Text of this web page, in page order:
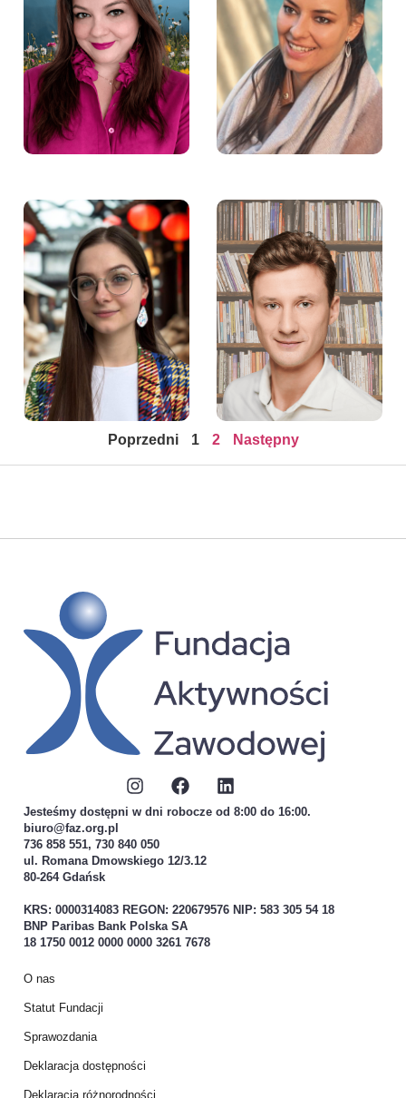
Anna Żłobecka –
Pośredniczka pracy w
Fundacji Aktywności
Zawodowej
Marcelina Hernik –
Specjalistka ds.
dostępności w
Fundacji Aktywności
Zawodowej
Natalia Gozłowska –
Asystentka Zarządu
Fundacji Aktywności
Zawodowej
Michał Hajdyła –
Psycholog w Fundacji
Aktywności
Poprzedni 1 2 Następny
Jesteśmy dostępni w dni robocze od 8:00 do 16:00.
biuro@faz.org.pl
736 858 551, 730 840 050
ul. Romana Dmowskiego 12/3.12
80-264 Gdańsk
KRS: 0000314083 REGON: 220679576 NIP: 583 305 54 18
BNP Paribas Bank Polska SA
18 1750 0012 0000 0000 3261 7678
O nas
Statut Fundacji
Sprawozdania
Deklaracja dostępności
Deklaracja różnorodności